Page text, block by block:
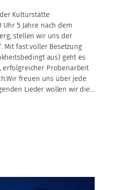
der Kulturstätte
Uhr 5 Jahre nach dem
stellen wir uns der
Mit fast voller Besetzung
aus) geht es
erfolgreicher Probenarbeit
freuen uns über jede
Lieder wollen wir die…